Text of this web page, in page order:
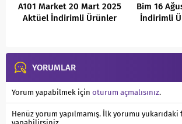
A101 Market 20 Mart 2025
Aktüel İndirimli Ürünler
Bim 16
İndirimli
YORUMLAR
Yorum yapabilmek için oturum açmalısınız.
Henüz yorum yapılmamış. İlk yorumu yukarıdaki